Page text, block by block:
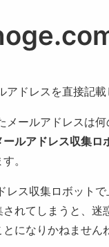
アドレスを直接記載
メールアドレスは
ールアドレス収集ロ
。
レス収集ロボット
れてしまうと、迷
になりかねません